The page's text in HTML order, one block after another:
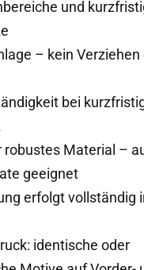
und
– kein Verziehen
bei
robustes Material –
geeignet
erfolgt vollständig
identische oder